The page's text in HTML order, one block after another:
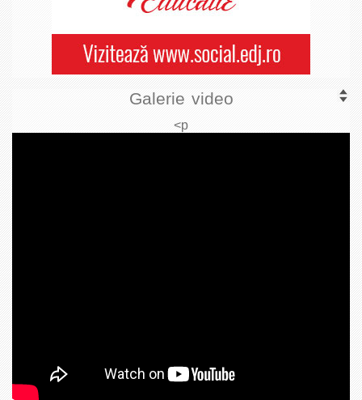
Galerie video
<p